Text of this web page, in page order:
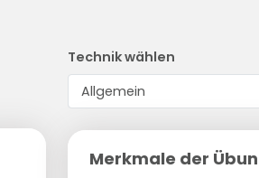
Technik wählen
Merkmale der